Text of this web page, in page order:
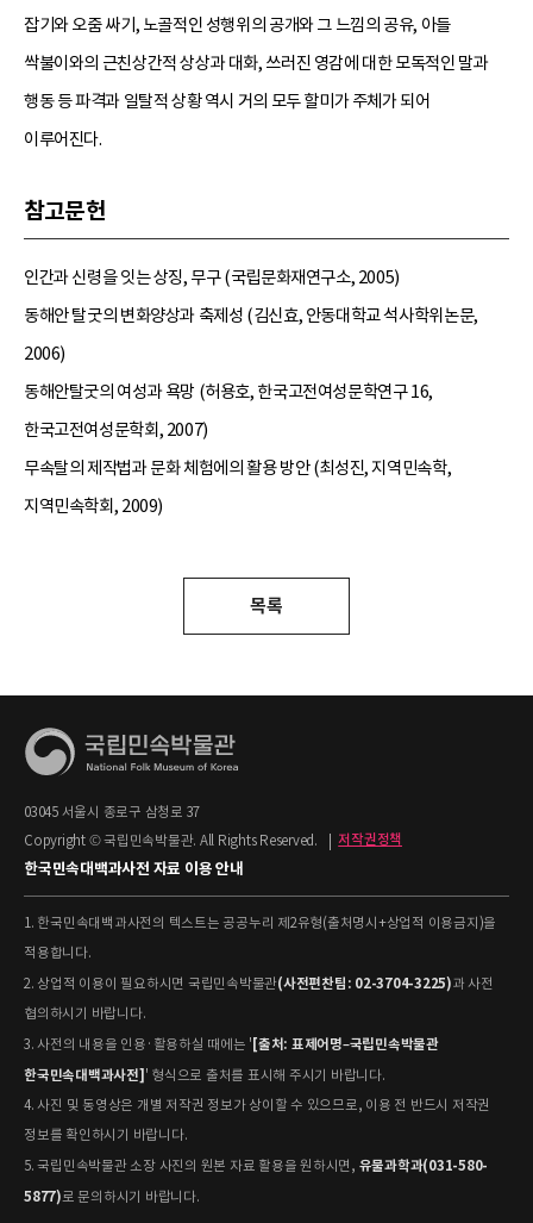
잡기와 오줌 싸기, 노골적인 성행위의 공개와 그 느낌의 공유, 아들
싹불이와의 근친상간적 상상과 대화, 쓰러진 영감에 대한 모독적인 말과
행동 등 파격과 일탈적 상황 역시 거의 모두 할미가 주체가 되어
이루어진다.
참고문헌
인간과 신령을 잇는 상징, 무구 (국립문화재연구소, 2005)
동해안 탈굿의 변화양상과 축제성 (김신효, 안동대학교 석사학위논문,
2006)
동해안탈굿의 여성과 욕망 (허용호, 한국고전여성문학연구 16,
한국고전여성문학회, 2007)
무속탈의 제작법과 문화 체험에의 활용 방안 (최성진, 지역민속학,
지역민속학회, 2009)
목록
03045 서울시 종로구 삼청로 37
Copyright © 국립민속박물관. All Rights Reserved.
저작권정책
한국민속대백과사전 자료 이용 안내
1. 한국민속대백과사전의 텍스트는 공공누리 제2유형(출처명시+상업적 이용금지)을
적용합니다.
2. 상업적 이용이 필요하시면 국립민속박물관(사전편찬팀: 02-3704-3225)과 사전
협의하시기 바랍니다.
3. 사전의 내용을 인용·활용하실 때에는 '[출처: 표제어명–국립민속박물관
한국민속대백과사전]' 형식으로 출처를 표시해 주시기 바랍니다.
4. 사진 및 동영상은 개별 저작권 정보가 상이할 수 있으므로, 이용 전 반드시 저작권
정보를 확인하시기 바랍니다.
5. 국립민속박물관 소장 사진의 원본 자료 활용을 원하시면, 유물과학과(031-580-
5877) 로 문의하시기 바랍니다.